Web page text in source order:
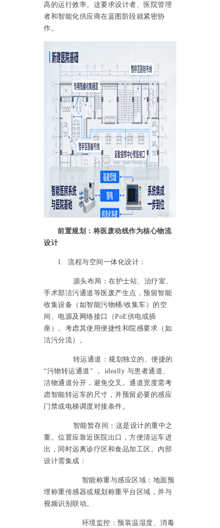
高的运行效率。这要求设计者、医院管理
者和智能化供应商在蓝图阶段就紧密协
作。
前置规划：将医废动线作为核心物流
设计
1. 流程与空间一体化设计：
源头布局：在护士站、治疗室、
手术部洁污通道等医废产生点，预留智能
收集设备（如智能污物桶/收集车）的空
间、电源及网络接口（PoE供电或插
座）。考虑其使用便捷性和院感要求（如
洁污分流）。
转运通道：规划独立的、便捷的
“污物转运通道” ， ideally 与患者通道、
洁物通道分开，避免交叉。通道宽度需考
虑智能转运车的尺寸，并预留必要的感应
门禁或电梯调度对接条件。
智能暂存间：这是设计的重中之
重。位置应靠近医院出口，方便清运车进
出，同时远离诊疗区和食品加工区。内部
设计需集成：
智能称重与感应区域：地面预
埋称重传感器或规划称重平台区域，并与
视频识别联动。
环境监控：预装温湿度、消毒